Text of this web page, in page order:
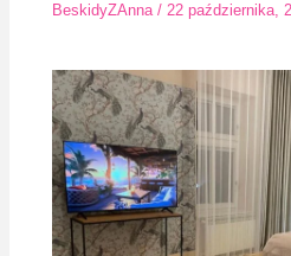
BeskidyZAnna/22 października,